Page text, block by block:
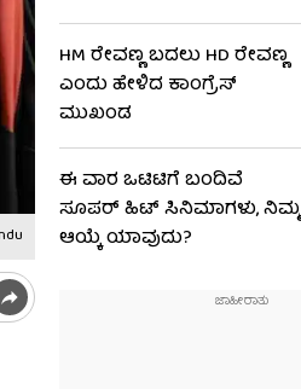
HM ರೇವಣ್ಣ ಬದಲು HD ರೇವಣ್ಣ
ಎಂದು ಹೇಳಿದ ಕಾಂಗ್ರೆಸ್
ಮುಖಂಡ
ಈ ವಾರ ಒಟಿಟಿಗೆ ಬಂದಿವೆ
ಸೂಪರ್ ಹಿಟ್ ಸಿನಿಮಾಗಳು, ನಿಮ್ಮ
ಆಯ್ಕೆ ಯಾವುದು?